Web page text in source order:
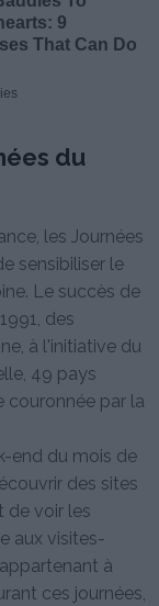
du
les Journées
sensibiliser le
Le succès de
des
à l'initiative du
49 pays
par la
end du mois de
des sites
de voir les
aux visites-
à
ces journées,